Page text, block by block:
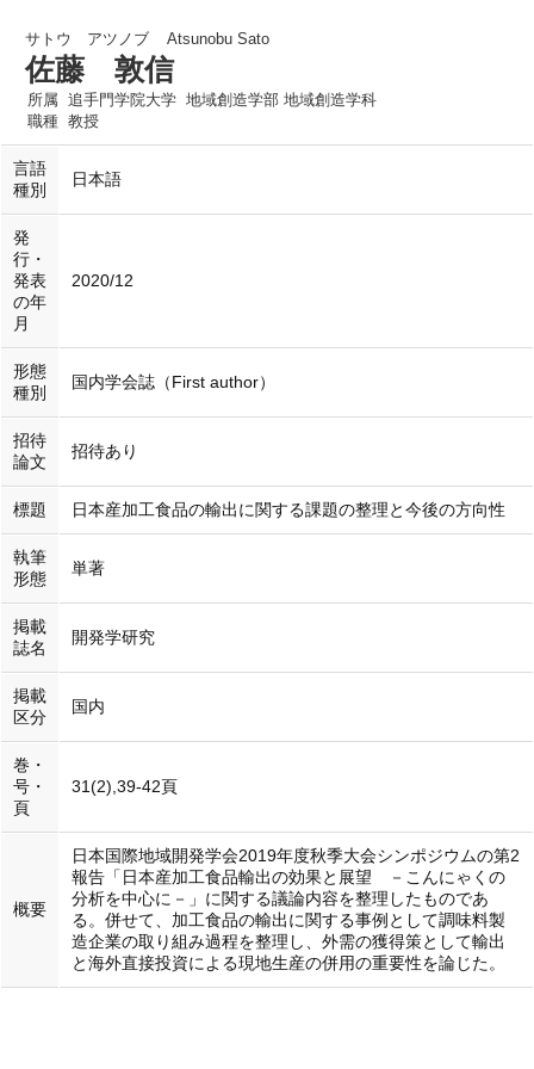
サトウ アツノブ Atsunobu Sato
佐藤 敦信
所属 追手門学院大学 地域創造学部 地域創造学科
職種 教授
言語
種別
日本語
発
行・
発表
の年
月
2020/12
形態
種別
国内学会誌（First author）
招待
論文
招待あり
標題 日本産加工食品の輸出に関する課題の整理と今後の方向性
執筆
形態
単著
掲載
誌名
開発学研究
掲載
区分
国内
巻・
号・
頁
31(2),39-42頁
概要
日本国際地域開発学会2019年度秋季大会シンポジウムの第2
報告「日本産加工食品輸出の効果と展望 －こんにゃくの
分析を中心に－」に関する議論内容を整理したものであ
る。併せて、加工食品の輸出に関する事例として調味料製
造企業の取り組み過程を整理し、外需の獲得策として輸出
と海外直接投資による現地生産の併用の重要性を論じた。